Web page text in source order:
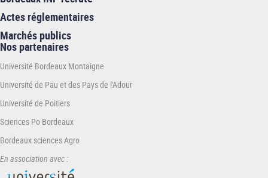
Actes réglementaires
Marchés publics
Nos partenaires
Université Bordeaux Montaigne
Université de Pau et des Pays de l'Adour
Université de Poitiers
Sciences Po Bordeaux
Bordeaux sciences Agro
En association avec :